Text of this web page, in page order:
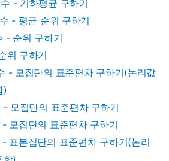
- 기하평균 구하기
- 평균 순위 구하기
- 순위 구하기
위 구하기
- 모집단의 표준편차 구하기(논리값
)
- 모집단의 표준편차 구하기
- 모집단의 표준편차 구하기
- 표본집단의 표준편차 구하기(논리